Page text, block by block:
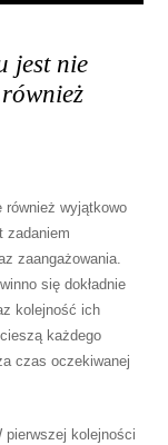
jest nie
wyjątkowo
zadaniem
zaangażowania.
się dokładnie
kolejność ich
każdego
czas oczekiwanej
pierwszej kolejności